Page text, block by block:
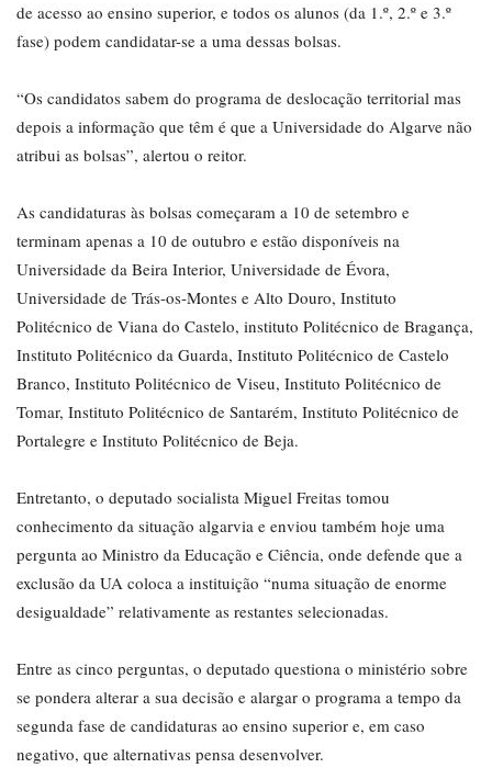
de acesso ao ensino superior, e todos os alunos (da 1.º, 2.º e 3.º
fase) podem candidatar-se a uma dessas bolsas.
“Os candidatos sabem do programa de deslocação territorial mas
depois a informação que têm é que a Universidade do Algarve não
atribui as bolsas”, alertou o reitor.
As candidaturas às bolsas começaram a 10 de setembro e
terminam apenas a 10 de outubro e estão disponíveis na
Universidade da Beira Interior, Universidade de Évora,
Universidade de Trás-os-Montes e Alto Douro, Instituto
Politécnico de Viana do Castelo, instituto Politécnico de Bragança,
Instituto Politécnico da Guarda, Instituto Politécnico de Castelo
Branco, Instituto Politécnico de Viseu, Instituto Politécnico de
Tomar, Instituto Politécnico de Santarém, Instituto Politécnico de
Portalegre e Instituto Politécnico de Beja.
Entretanto, o deputado socialista Miguel Freitas tomou
conhecimento da situação algarvia e enviou também hoje uma
pergunta ao Ministro da Educação e Ciência, onde defende que a
exclusão da UA coloca a instituição “numa situação de enorme
desigualdade” relativamente as restantes selecionadas.
Entre as cinco perguntas, o deputado questiona o ministério sobre
se pondera alterar a sua decisão e alargar o programa a tempo da
segunda fase de candidaturas ao ensino superior e, em caso
negativo, que alternativas pensa desenvolver.